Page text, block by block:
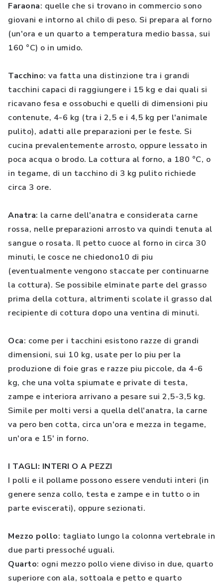
Faraona: quelle che si trovano in commercio sono
giovani e intorno al chilo di peso. Si prepara al forno
(un'ora e un quarto a temperatura medio bassa, sui
160 °C) o in umido.
Tacchino: va fatta una distinzione tra i grandi
tacchini capaci di raggiungere i 15 kg e dai quali si
ricavano fesa e ossobuchi e quelli di dimensioni piu
contenute, 4-6 kg (tra i 2,5 e i 4,5 kg per l'animale
pulito), adatti alle preparazioni per le feste. Si
cucina prevalentemente arrosto, oppure lessato in
poca acqua o brodo. La cottura al forno, a 180 °C, o
in tegame, di un tacchino di 3 kg pulito richiede
circa 3 ore.
Anatra: la carne dell'anatra e considerata carne
rossa, nelle preparazioni arrosto va quindi tenuta al
sangue o rosata. Il petto cuoce al forno in circa 30
minuti, le cosce ne chiedono10 di piu
(eventualmente vengono staccate per continuarne
la cottura). Se possibile elminate parte del grasso
prima della cottura, altrimenti scolate il grasso dal
recipiente di cottura dopo una ventina di minuti.
Oca: come per i tacchini esistono razze di grandi
dimensioni, sui 10 kg, usate per lo piu per la
produzione di foie gras e razze piu piccole, da 4-6
kg, che una volta spiumate e private di testa,
zampe e interiora arrivano a pesare sui 2,5-3,5 kg.
Simile per molti versi a quella dell'anatra, la carne
va pero ben cotta, circa un'ora e mezza in tegame,
un'ora e 15' in forno.
I TAGLI: INTERI O A PEZZI
I polli e il pollame possono essere venduti interi (in
genere senza collo, testa e zampe e in tutto o in
parte eviscerati), oppure sezionati.
Mezzo pollo: tagliato lungo la colonna vertebrale in
due parti pressoché uguali.
Quarto: ogni mezzo pollo viene diviso in due, quarto
superiore con ala, sottoala e petto e quarto